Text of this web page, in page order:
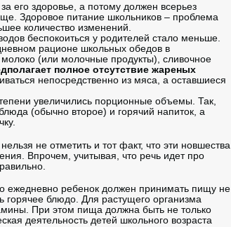
его здоровье, а потому должен всерьез
Здоровое питание школьников – проблема
количество изменений.
беспокоиться у родителей стало меньше.
рационе школьных обедов в
(или молочные продукты), сливочное
полное отсутствие жареных
непосредственно из мяса, а оставшиеся
увеличились порционные объемы. Так,
(обычно второе) и горячий напиток, а
не отметить и тот факт, что эти новшества
Впрочем, учитывая, что речь идет про
ежедневно ребенок должен принимать пищу не
горячее блюдо. Для растущего организма
При этом пища должна быть не только
деятельность детей школьного возраста